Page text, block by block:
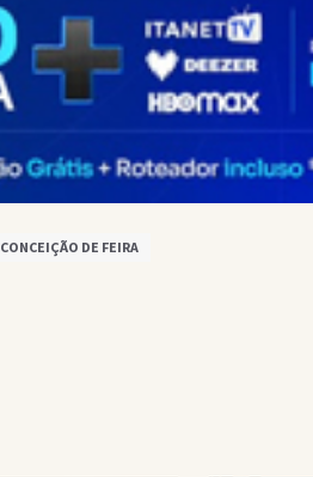
CONCEIÇÃO DE FEIRA